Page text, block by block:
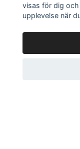
visas för dig
upplevelse när